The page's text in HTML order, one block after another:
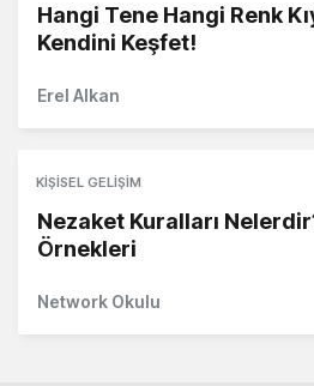
Hangi Tene Hangi Renk
Kendini Keşfet!
Erel Alkan
KIŞISEL GELIŞIM
Nezaket Kuralları
Örnekleri
Network Okulu